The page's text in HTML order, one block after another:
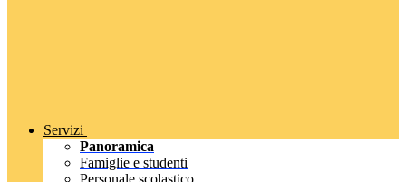
Servizi
Panoramica
Famiglie e studenti